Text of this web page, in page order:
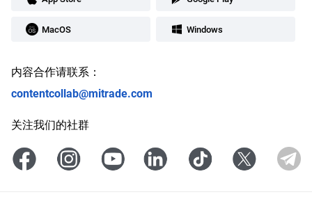
MacOS Windows
内容合作请联系：
contentcollab@mitrade.com
关注我们的社群